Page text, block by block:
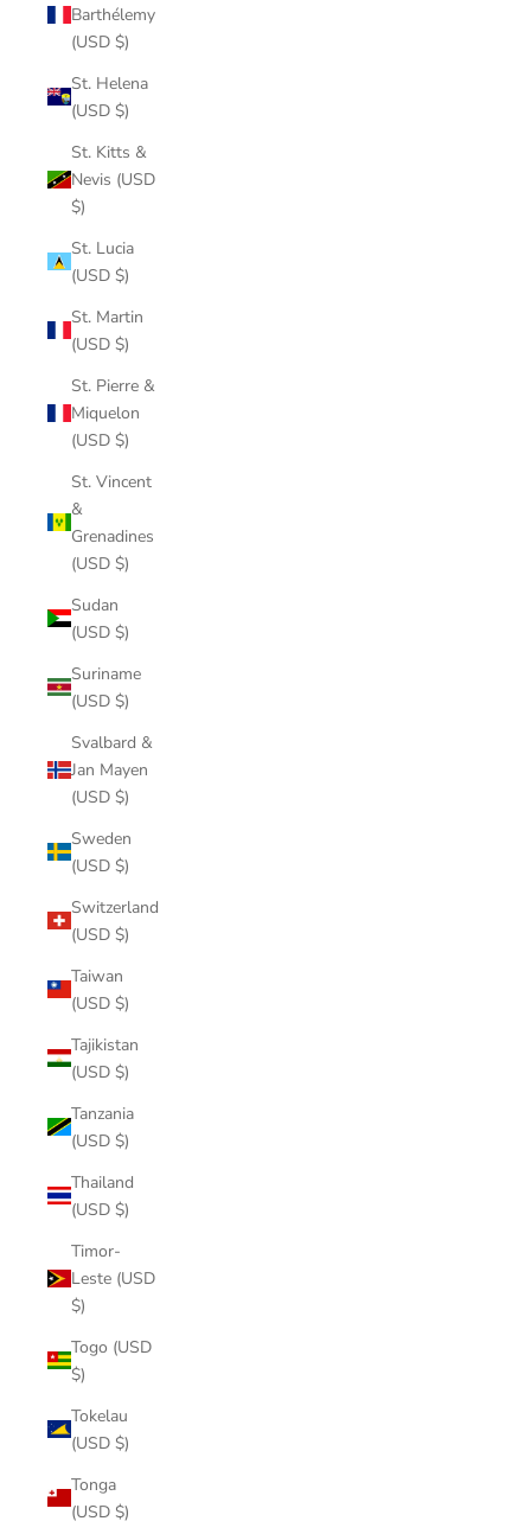
Barthélemy
(USD $)
St. Helena
(USD $)
St. Kitts &
Nevis (USD
$)
St. Lucia
(USD $)
St. Martin
(USD $)
St. Pierre &
Miquelon
(USD $)
St. Vincent
&
Grenadines
(USD $)
Sudan
(USD $)
Suriname
(USD $)
Svalbard &
Jan Mayen
(USD $)
Sweden
(USD $)
Switzerland
(USD $)
Taiwan
(USD $)
Tajikistan
(USD $)
Tanzania
(USD $)
Thailand
(USD $)
Timor-
Leste (USD
$)
Togo (USD
$)
Tokelau
(USD $)
Tonga
(USD $)